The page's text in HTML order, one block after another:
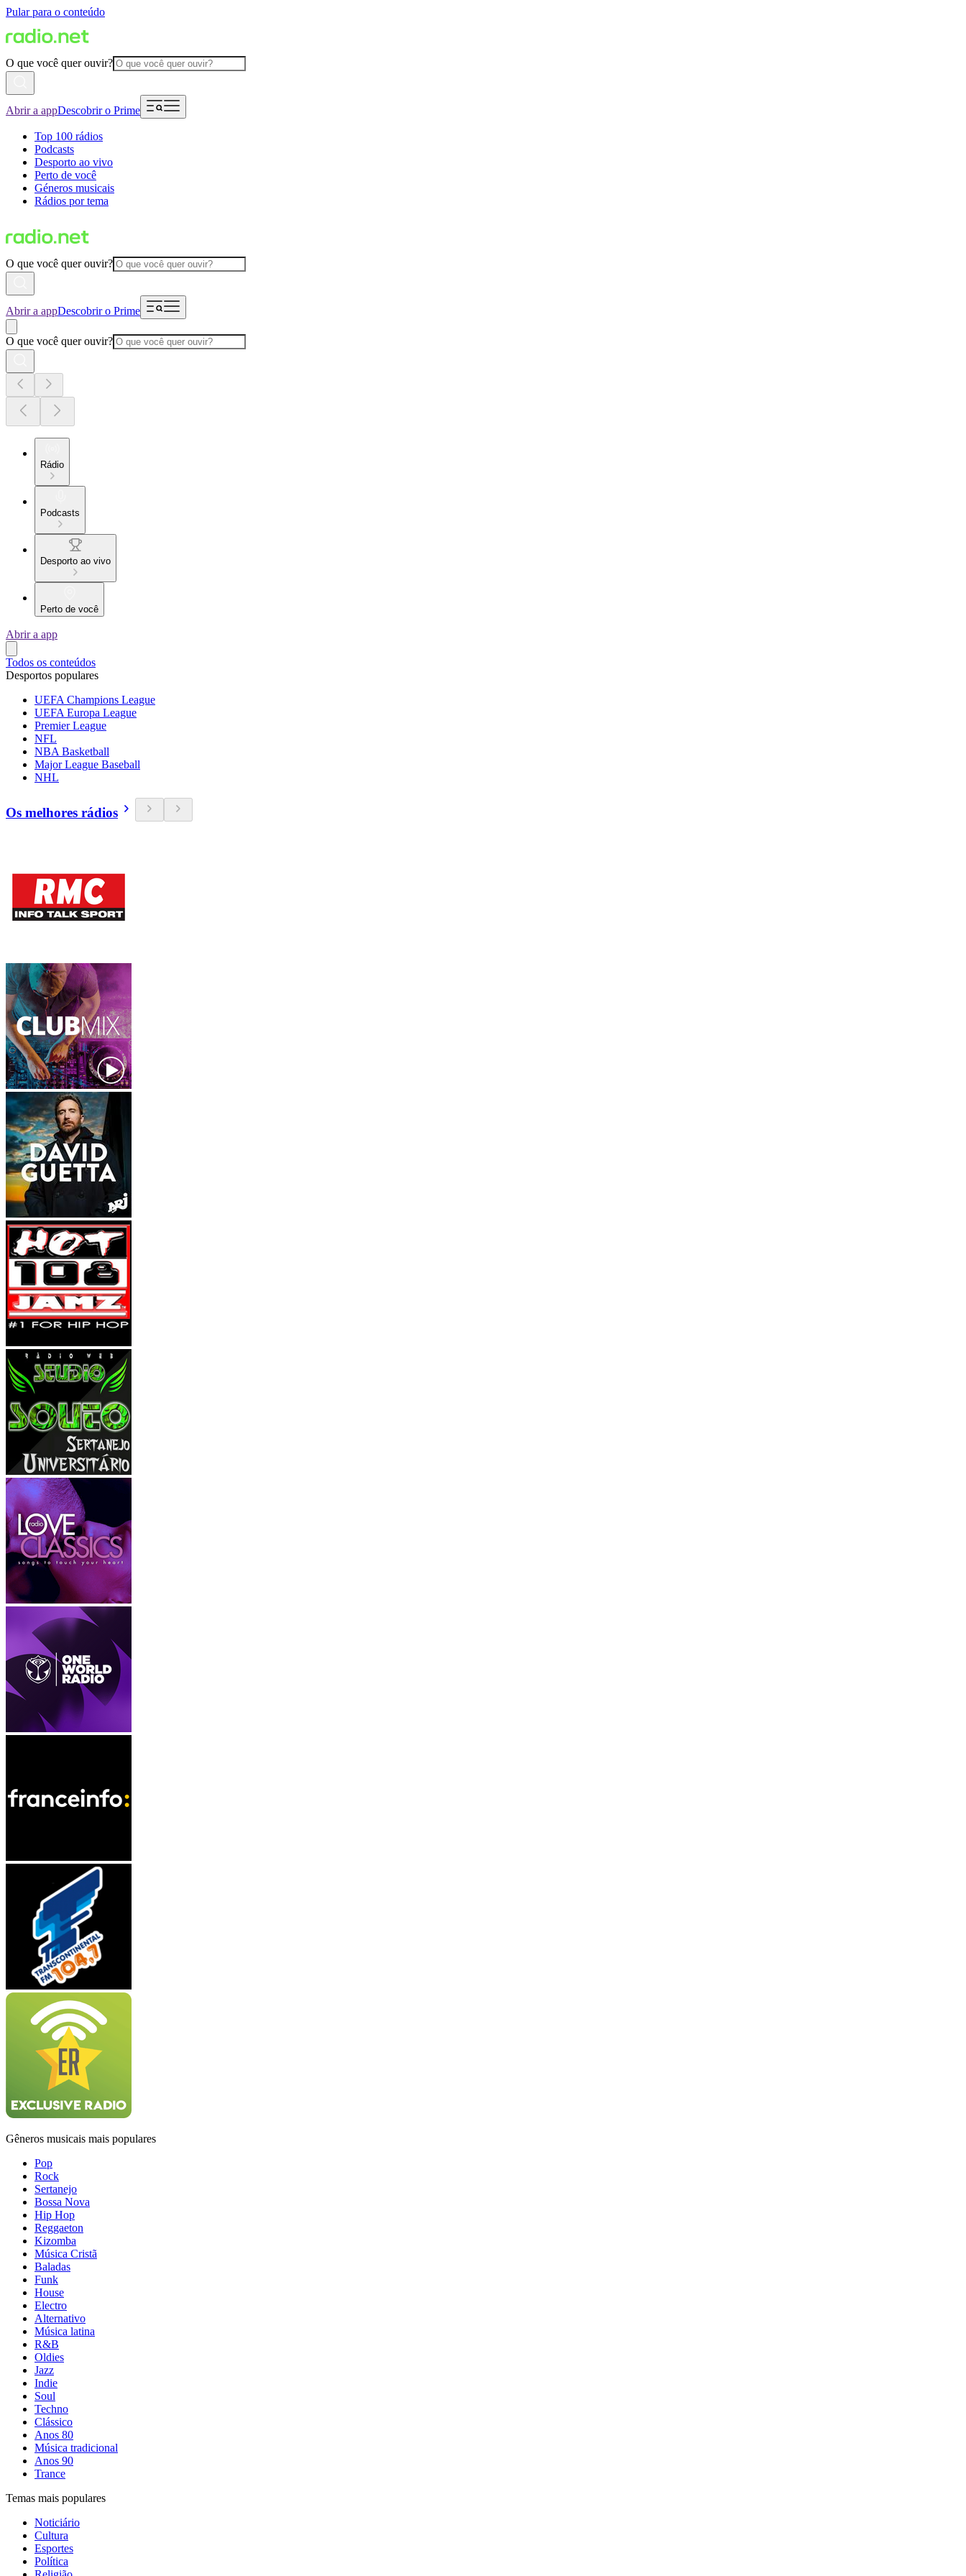
Pular para o conteúdo
O que você quer ouvir?
Abrir a appDescobrir o Prime
Top 100 rádios
Podcasts
Desporto ao vivo
Perto de você
Géneros musicais
Rádios por tema
O que você quer ouvir?
Abrir a appDescobrir o Prime
O que você quer ouvir?
Rádio
Podcasts
Desporto ao vivo
Perto de você
Abrir a app
Todos os conteúdos
Desportos populares
UEFA Champions League
UEFA Europa League
Premier League
NFL
NBA Basketball
Major League Baseball
NHL
Os melhores rádios
Gêneros musicais mais populares
Pop
Rock
Sertanejo
Bossa Nova
Hip Hop
Reggaeton
Kizomba
Música Cristã
Baladas
Funk
House
Electro
Alternativo
Música latina
R&B
Oldies
Jazz
Indie
Soul
Techno
Clássico
Anos 80
Música tradicional
Anos 90
Trance
Temas mais populares
Noticiário
Cultura
Esportes
Política